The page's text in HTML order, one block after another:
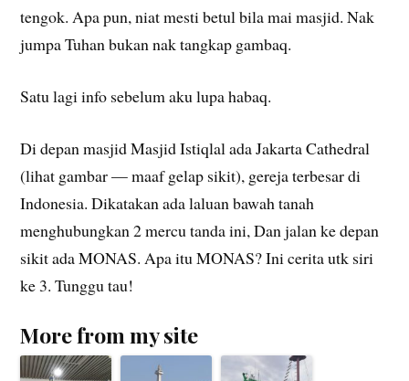
tengok. Apa pun, niat mesti betul bila mai masjid. Nak
jumpa Tuhan bukan nak tangkap gambaq.
Satu lagi info sebelum aku lupa habaq.
Di depan masjid Masjid Istiqlal ada Jakarta Cathedral
(lihat gambar — maaf gelap sikit), gereja terbesar di
Indonesia. Dikatakan ada laluan bawah tanah
menghubungkan 2 mercu tanda ini, Dan jalan ke depan
sikit ada MONAS. Apa itu MONAS? Ini cerita utk siri
ke 3. Tunggu tau!
More from my site